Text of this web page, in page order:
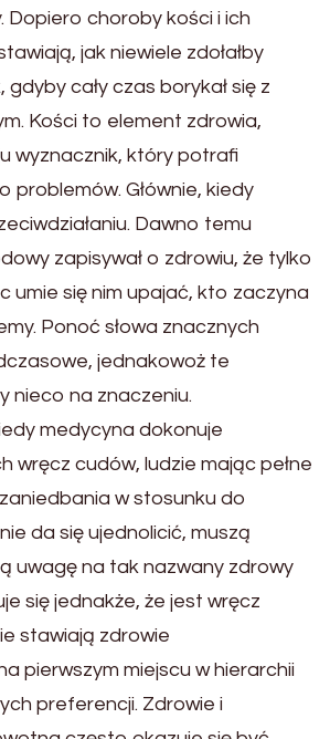
Dopiero choroby kości i ich
jak niewiele zdołałby
gdyby cały czas borykał się z
Kości to element zdrowia,
wyznacznik, który potrafi
problemów. Głównie, kiedy
Dawno temu
zapisywał o zdrowiu, że tylko
umie się nim upajać, kto zaczyna
Ponoć słowa znacznych
jednakowoż te
nieco na znaczeniu.
medycyna dokonuje
wręcz cudów, ludzie mając pełne
w stosunku do
da się ujednolicić, muszą
uwagę na tak nazwany zdrowy
się jednakże, że jest wręcz
stawiają zdrowie
pierwszym miejscu w hierarchii
preferencji. Zdrowie i